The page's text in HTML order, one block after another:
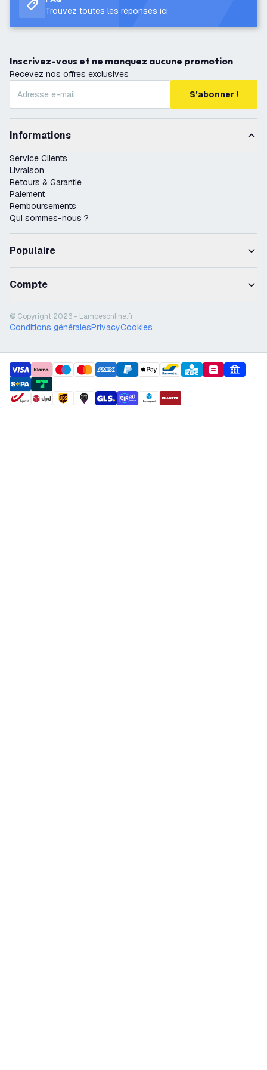
Trouvez toutes les réponses ici
Inscrivez-vous et ne manquez aucune promotion
Recevez nos offres exclusives
S'abonner !
Informations
Service Clients
Livraison
Retours & Garantie
Paiement
Remboursements
Qui sommes-nous ?
Populaire
Compte
© Copyright 2026 - Lampesonline.fr
Conditions généralesPrivacyCookies
payment methods
shipment methods